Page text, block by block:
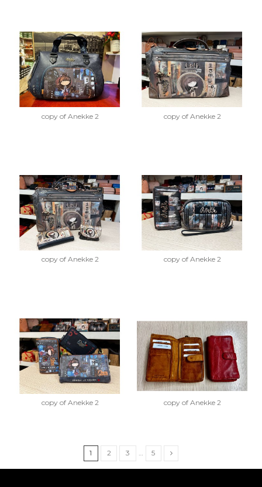
copy of Anekke 2 copy of Anekke 2
copy of Anekke 2 copy of Anekke 2
copy of Anekke 2 copy of Anekke 2
1 2 3 … 5